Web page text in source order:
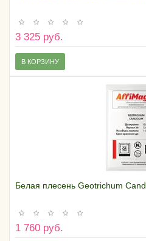
3 325 руб.
В КОРЗИНУ
Белая плесень Geotrichum
1 760 руб.